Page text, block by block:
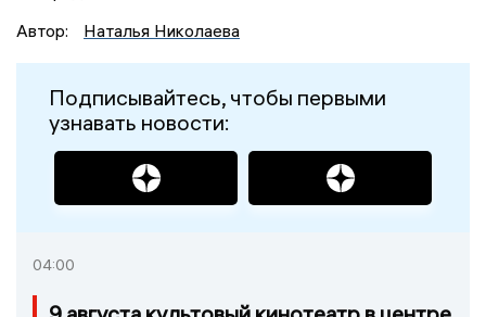
Автор:
Наталья Николаева
Подписывайтесь, чтобы первыми
узнавать новости:
04:00